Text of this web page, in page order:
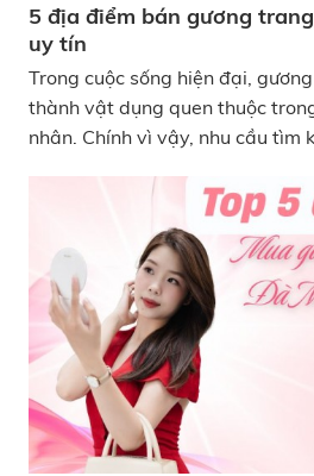
5 địa điểm bán gương
uy tín
Trong cuộc sống hiện đại,
thành vật dụng quen thuộc
nhân. Chính vì vậy, nhu cầu tìm
biệt với những ai chú trọng sự
Tuy nhiên, việc lựa chọn nơi
khiến không ít người băn
KATA sẽ dẫn bạn đi qua những
cùng các kinh nghiệm chọn
đại đang được ưa chuộng, giúp
đúng đắn nhất. 5 địa điểm bán gương trang điểm Hải
Phòng uy tín